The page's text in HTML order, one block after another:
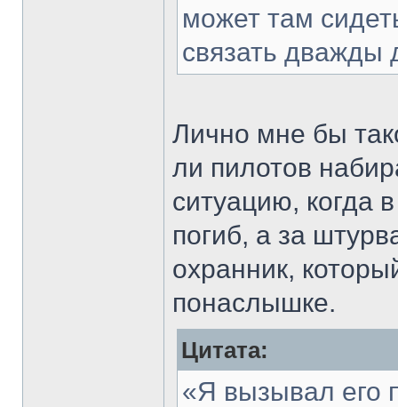
может там
связать дважды
Лично мне бы
ли пилотов
ситуацию, когда
погиб, а за
охранник,
понаслышке.
Цитата:
«Я вызывал его